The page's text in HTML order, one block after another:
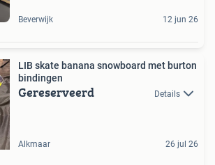
Beverwijk 12 jun 26
LIB skate banana snowboard met burton
bindingen
Gereserveerd Details
Alkmaar 26 jul 26